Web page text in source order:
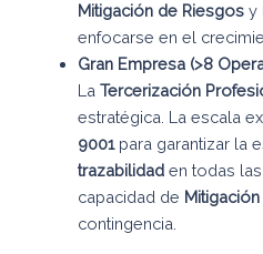
Mitigación de Riesgos y
enfocarse en el
Gran Empresa (>8
LaTercerización
estratégica. La escala
9001para garantizar la
trazabilidad en todas
capacidad de
contingencia.